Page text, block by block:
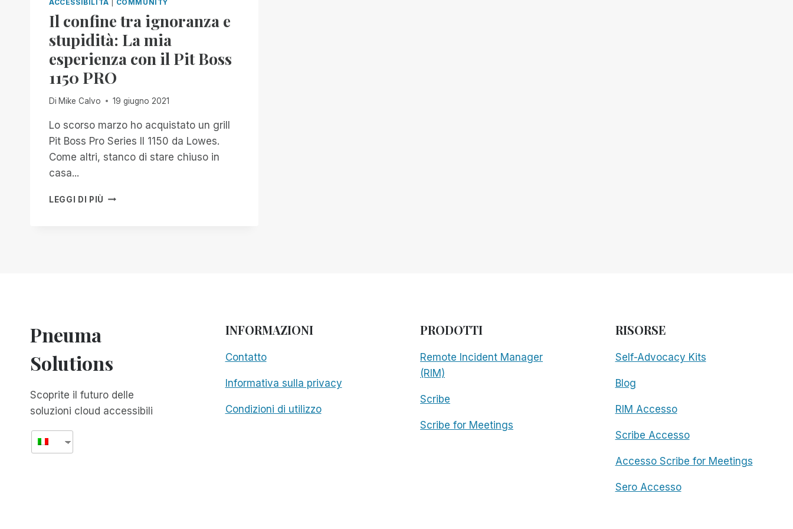
ACCESSIBILITÀ COMMUNITY
Il confine tra ignoranza e
stupidità: La mia
esperienza con il Pit Boss
1150 PRO
Di Mike Calvo 19 giugno 2021
Lo scorso marzo ho acquistato un grill
Pit Boss Pro Series II 1150 da Lowes.
Come altri, stanco di stare chiuso in
casa...
LEGGI DI PIÙ IL
PRO
Pneuma
Solutions
Scoprite il futuro delle
soluzioni cloud accessibili
INFORMAZIONI
Contatto
Informativa sulla privacy
Condizioni di utilizzo
PRODOTTI
Remote Incident Manager
(RIM)
Scribe
Scribe for Meetings
RISORSE
Self-Advocacy Kits
Blog
RIM Accesso
Scribe Accesso
Accesso Scribe for Meetings
Sero Accesso